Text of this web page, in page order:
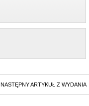
NASTĘPNY ARTYKUŁ Z WYDANIA